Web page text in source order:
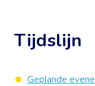
Tijdslijn
Geplande